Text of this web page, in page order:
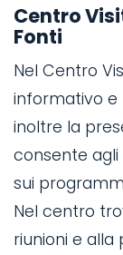
Centro
Fonti
Nel Centro
informativo e
inoltre la
consente agli
sui
Nel centro
riunioni e alla